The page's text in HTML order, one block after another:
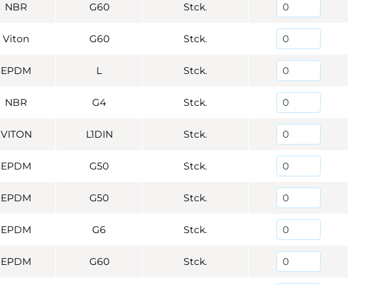
NBR G60 Stck.
Viton G60 Stck.
EPDM L Stck.
NBR G4 Stck.
VITON L1DIN Stck.
EPDM G50 Stck.
EPDM G50 Stck.
EPDM G6 Stck.
EPDM G60 Stck.